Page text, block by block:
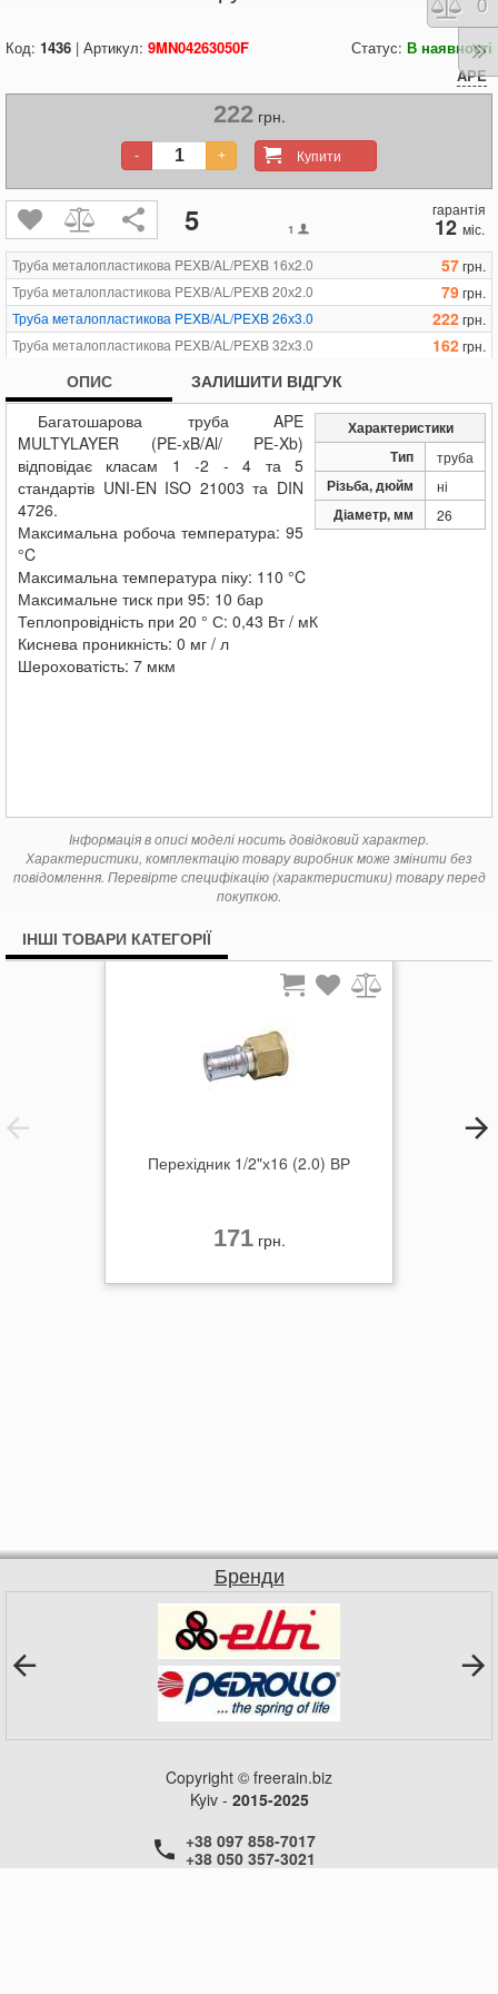
Код: 1436 | Артикул: 9MN04263050F Статус: В наявності
APE
222грн.
Купити
- +
5 1
гарантія
12 міс.
Труба металопластикова PEXB/AL/PEXB 16х2.0
57грн.
Труба металопластикова PEXB/AL/PEXB 20х2.0
79грн.
Труба металопластикова PEXB/AL/PEXB 26х3.0
222грн.
Труба металопластикова PEXB/AL/PEXB 32х3.0
162грн.
ОПИС ЗАЛИШИТИ ВІДГУК
Характеристики
Тип
труба
Різьба, дюйм ні
Діаметр, мм 26
Багатошарова труба APE
MULTYLAYER (PE-xB/Al/ PE-Xb)
відповідає класам 1 -2 - 4 та 5
стандартів UNI-EN ISO 21003 та DIN
4726.
Максимальна робоча температура: 95
°C
Максимальна температура піку: 110 °C
Максимальне тиск при 95: 10 бар
Теплопровідність при 20 ° С: 0,43 Вт / мК
Киснева проникність: 0 мг / л
Шероховатість: 7 мкм
Інформація в описі моделі носить довідковий характер.
Характеристики, комплектацію товару виробник може змінити без
повідомлення. Перевірте специфікацію (характеристики) товару перед
покупкою.
ІНШІ ТОВАРИ КАТЕГОРІЇ
Перехідник 1/2"х16 (2.0) ВР
171грн.
Бренди
Copyright © freerain.biz
Kyiv - 2015-2025
+38 097 858-7017
+38 050 357-3021
0